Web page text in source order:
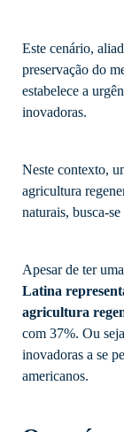
Este cenário,
preservação do
estabelece a
inovadoras.
Neste contexto,
agricultura
naturais, busca-
Apesar de ter
Latina
agricultura
com 37%. Ou
inovadoras a se
americanos.